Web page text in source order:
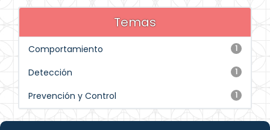
Temas
1
Comportamiento
1
Detección
1
Prevención y Control